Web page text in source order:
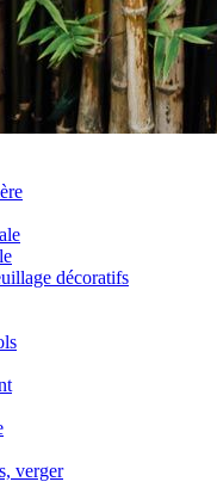
décoratifs
verger